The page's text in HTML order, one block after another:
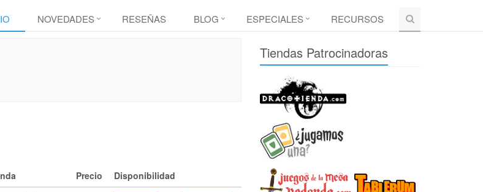
NOVEDADES RESEÑAS BLOG ESPECIALES RECURSOS
Precio
Disponibilidad
Tiendas Patrocinadoras